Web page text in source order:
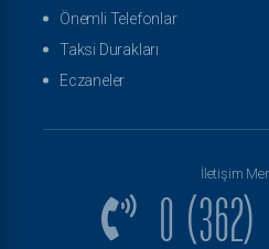
Önemli Telefonlar
Taksi Durakları
Eczaneler
İletişim
0 (362)